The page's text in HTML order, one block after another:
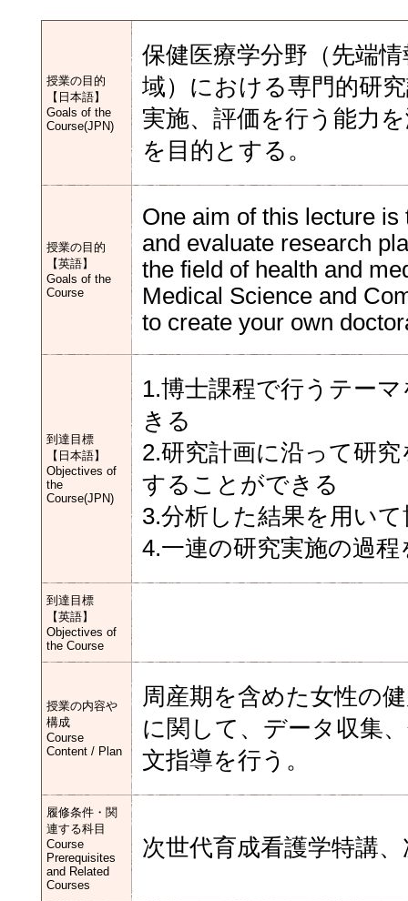
授業の目的
【日本語】
Goals of the
Course(JPN)
保健医療学分野（先端
域）における専門的研
実施、評価を行う能力
を目的とする。
授業の目的
【英語】
Goals of the
Course
One aim of this lecture
and evaluate research
the field of health and
Medical Science and
to create your own
到達目標
【日本語】
Objectives of
the
Course(JPN)
1.博士課程で行うテー
きる
2.研究計画に沿って研
することができる
3.分析した結果を用い
4.一連の研究実施の過
到達目標
【英語】
Objectives of
the Course
授業の内容や
構成
Course
Content / Plan
周産期を含めた女性の
に関して、データ収集
文指導を行う。
履修条件・関
連する科目
Course
Prerequisites
and Related
Courses
次世代育成看護学特講